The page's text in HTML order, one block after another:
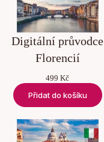
Digitální průvodce
Florencií
499Kč
Přidat do košíku